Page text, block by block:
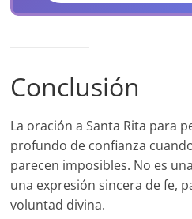
Conclusión
La oración a Santa Rita para
profundo de confianza
parecen imposibles. No es
una expresión sincera de fe,
voluntad divina.